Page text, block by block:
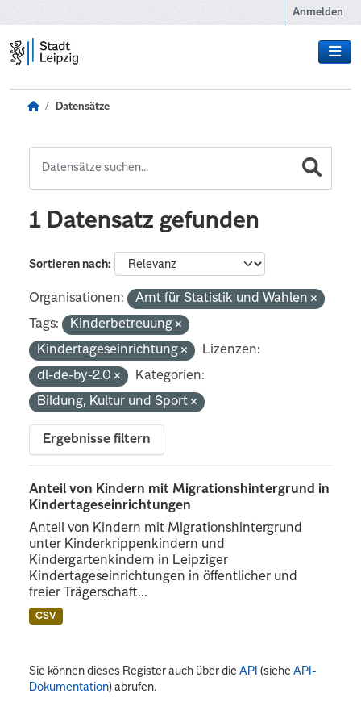
Anmelden
Datensätze
1 Datensatz gefunden
Sortieren nach
Organisationen:
Amt für Statistik und Wahlen
Tags:
Kinderbetreuung
Kindertageseinrichtung
Lizenzen:
dl-de-by-2.0
Kategorien:
Bildung, Kultur und Sport
Ergebnisse filtern
Anteil von Kindern mit Migrationshintergrund in
Kindertageseinrichtungen
Anteil von Kindern mit Migrationshintergrund
unter Kinderkrippenkindern und
Kindergartenkindern in Leipziger
Kindertageseinrichtungen in öffentlicher und
freier Trägerschaft...
CSV
Sie können dieses Register auch über dieAPI (sieheAPI-
Dokumentation) abrufen.